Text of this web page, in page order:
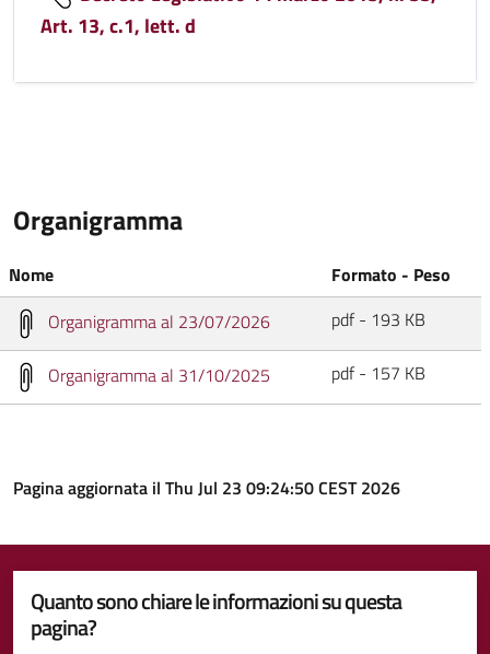
Art. 13, c.1, lett. d
Organigramma
Nome
Formato - Peso
Organigramma al 23/07/2026
pdf - 193 KB
Organigramma al 31/10/2025 pdf - 157 KB
Pagina aggiornata il Thu Jul 23 09:24:50 CEST 2026
Quanto sono chiare le informazioni su questa
pagina?